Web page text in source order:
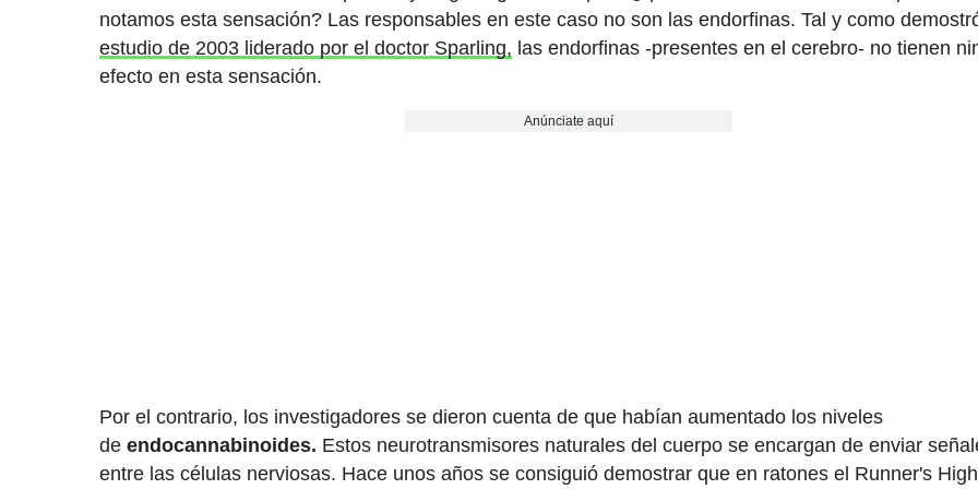
notamos esta sensación? Las responsables en este caso no son las endorfinas. Tal y como
estudio de 2003 liderado por el doctor Sparling, las endorfinas -presentes en el cerebro- no tienen
efecto en esta sensación.
Anúnciate aquí
Por el contrario, los investigadores se dieron cuenta de que habían aumentado los niveles
deendocannabinoides. Estos neurotransmisores naturales del cuerpo se encargan de enviar
entre las células nerviosas. Hace unos años se consiguió demostrar que en ratones el Runner's High